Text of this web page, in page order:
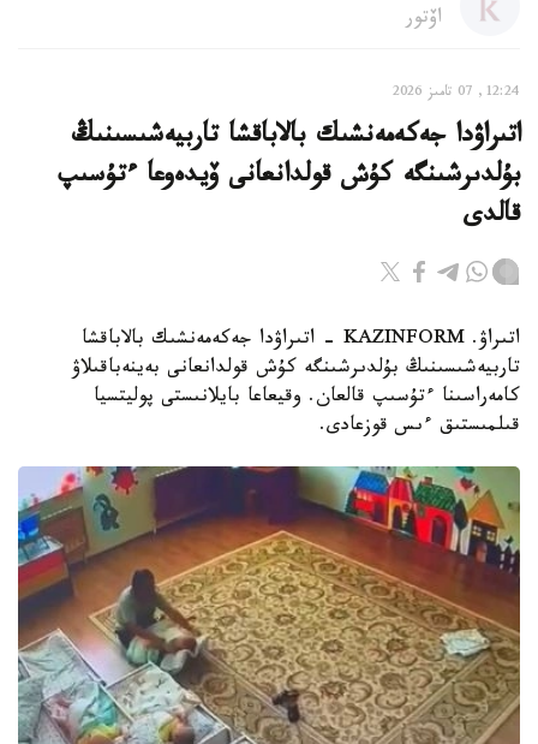
اۆتور
12:24, 07 تامىز 2026
اتىراۋدا جەكەمەنشىك بالاباقشا تاربيەشىسىنىڭ
بۇلدىرشىنگە كۇش قولدانعانى ۆيدەوعا ءتۇسىپ
قالدى
اتىراۋ. KAZINFORM - اتىراۋدا جەكەمەنشىك بالاباقشا
تاربيەشىسىنىڭ بۇلدىرشىنگە كۇش قولدانعانى بەينەباقىلاۋ
كامەراسىنا ءتۇسىپ قالعان. وقيعاعا بايلانىستى پوليتسيا
قىلمىستىق ءىس قوزعادى.